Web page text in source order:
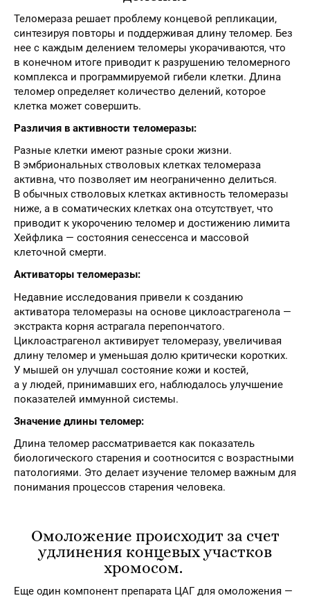
Теломераза решает проблему концевой репликации,
синтезируя повторы и поддерживая длину теломер. Без
нее с каждым делением теломеры укорачиваются, что
в конечном итоге приводит к разрушению теломерного
комплекса и программируемой гибели клетки. Длина
теломер определяет количество делений, которое
клетка может совершить.
Различия в активности теломеразы:
Разные клетки имеют разные сроки жизни.
В эмбриональных стволовых клетках теломераза
активна, что позволяет им неограниченно делиться.
В обычных стволовых клетках активность теломеразы
ниже, а в соматических клетках она отсутствует, что
приводит к укорочению теломер и достижению лимита
Хейфлика — состояния сенессенса и массовой
клеточной смерти.
Активаторы теломеразы:
Недавние исследования привели к созданию
активатора теломеразы на основе циклоастрагенола —
экстракта корня астрагала перепончатого.
Циклоастрагенол активирует теломеразу, увеличивая
длину теломер и уменьшая долю критически коротких.
У мышей он улучшал состояние кожи и костей,
а у людей, принимавших его, наблюдалось улучшение
показателей иммунной системы.
Значение длины теломер:
Длина теломер рассматривается как показатель
биологического старения и соотносится с возрастными
патологиями. Это делает изучение теломер важным для
понимания процессов старения человека.
Омоложение происходит за счет
удлинения концевых участков
хромосом.
Еще один компонент препарата ЦАГ для омоложения —